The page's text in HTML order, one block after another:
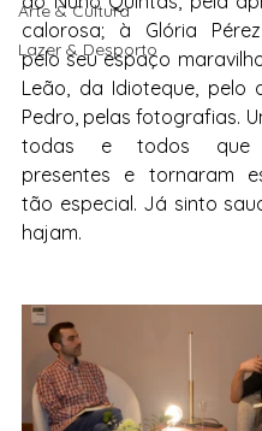
Arte & Cultura
Lazer & Desporto
calorosa; à Glória
pelo seu espaço
Leão, da Idioteque, pelo
Pedro, pelas fotografias.
todas e todos que
presentes e tornaram
tão especial. Já sinto
hajam.